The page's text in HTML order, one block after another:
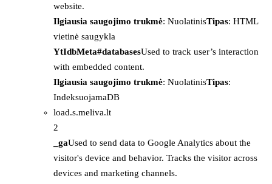
website.
Ilgiausia saugojimo trukmė: NuolatinisTipas: HTML
vietinė saugykla
YtIdbMeta#databasesUsed to track user’s interaction
with embedded content.
Ilgiausia saugojimo trukmė: NuolatinisTipas:
IndeksuojamaDB
load.s.meliva.lt
2
_gaUsed to send data to Google Analytics about the
visitor's device and behavior. Tracks the visitor across
devices and marketing channels.